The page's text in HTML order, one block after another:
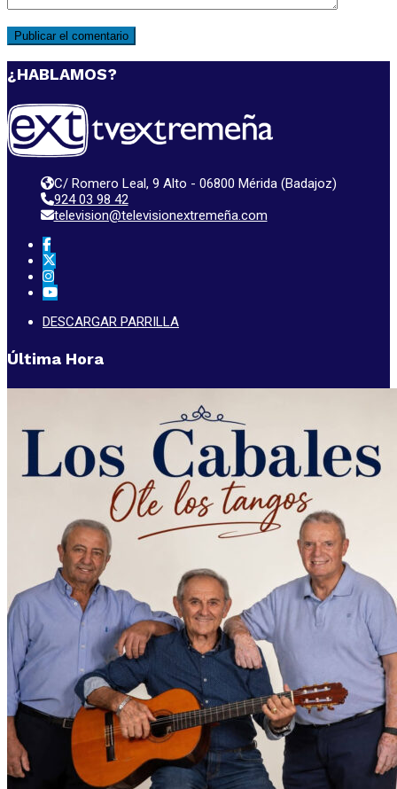
¿HABLAMOS?
C/ Romero Leal, 9 Alto - 06800 Mérida (Badajoz)
924 03 98 42
television@televisionextremeña.com
DESCARGAR PARRILLA
Última Hora